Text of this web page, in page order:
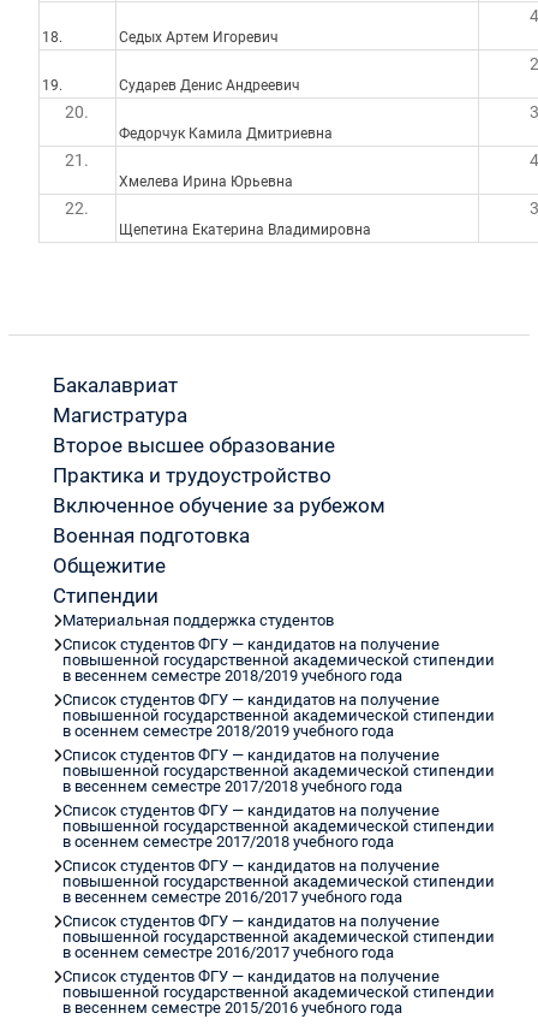
18. Седых Артем Игоревич
19. Сударев Денис Андреевич
20.
Федорчук Камила Дмитриевна
21.
Хмелева Ирина Юрьевна
22.
Щепетина Екатерина Владимировна
Бакалавриат
Магистратура
Второе высшее образование
Практика и трудоустройство
Включенное обучение за рубежом
Военная подготовка
Общежитие
Стипендии
Материальная поддержка студентов
Список студентов ФГУ — кандидатов на получение
повышенной государственной академической стипендии
в весеннем семестре 2018/2019 учебного года
Список студентов ФГУ — кандидатов на получение
повышенной государственной академической стипендии
в осеннем семестре 2018/2019 учебного года
Список студентов ФГУ — кандидатов на получение
повышенной государственной академической стипендии
в весеннем семестре 2017/2018 учебного года
Список студентов ФГУ — кандидатов на получение
повышенной государственной академической стипендии
в осеннем семестре 2017/2018 учебного года
Список студентов ФГУ — кандидатов на получение
повышенной государственной академической стипендии
в весеннем семестре 2016/2017 учебного года
Список студентов ФГУ — кандидатов на получение
повышенной государственной академической стипендии
в осеннем семестре 2016/2017 учебного года
Список студентов ФГУ — кандидатов на получение
повышенной государственной академической стипендии
в весеннем семестре 2015/2016 учебного года